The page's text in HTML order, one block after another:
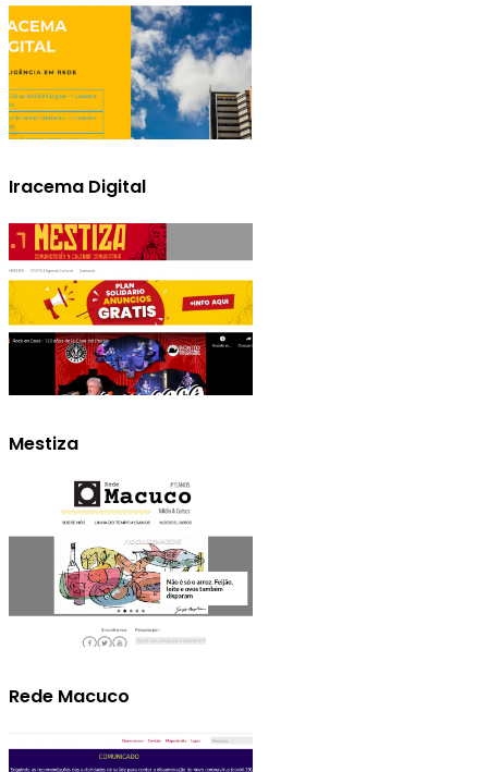
Iracema Digital
Mestiza
Rede Macuco